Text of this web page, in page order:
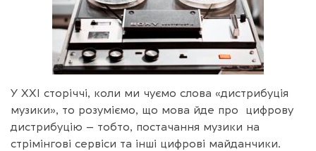
У XXI сторіччі, коли ми чуємо слова «дистрибуція
музики», то розуміємо, що мова йде про цифрову
дистрибуцію – тобто, постачання музики на
стрімінгові сервіси та інші цифрові майданчики.